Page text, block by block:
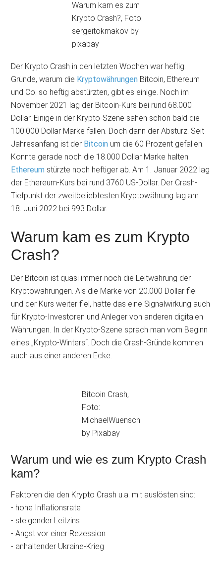
Warum kam es zum
Krypto Crash?, Foto:
sergeitokmakov by
pixabay
Der Krypto Crash in den letzten Wochen war heftig.
Gründe, warum die Kryptowährungen Bitcoin, Ethereum
und Co. so heftig abstürzten, gibt es einige. Noch im
November 2021 lag der Bitcoin-Kurs bei rund 68.000
Dollar. Einige in der Krypto-Szene sahen schon bald die
100.000 Dollar Marke fallen. Doch dann der Absturz. Seit
Jahresanfang ist der Bitcoin um die 60 Prozent gefallen.
Konnte gerade noch die 18.000 Dollar Marke halten.
Ethereum stürzte noch heftiger ab. Am 1. Januar 2022 lag
der Ethereum-Kurs bei rund 3760 US-Dollar. Der Crash-
Tiefpunkt der zweitbeliebtesten Kryptowährung lag am
18. Juni 2022 bei 993 Dollar.
Warum kam es zum Krypto
Crash?
Der Bitcoin ist quasi immer noch die Leitwährung der
Kryptowährungen. Als die Marke von 20.000 Dollar fiel
und der Kurs weiter fiel, hatte das eine Signalwirkung auch
für Krypto-Investoren und Anleger von anderen digitalen
Währungen. In der Krypto-Szene sprach man vom Beginn
eines „Krypto-Winters“. Doch die Crash-Gründe kommen
auch aus einer anderen Ecke.
Bitcoin Crash,
Foto:
MichaelWuensch
by Pixabay
Warum und wie es zum Krypto Crash
kam?
Faktoren die den Krypto Crash u.a. mit auslösten sind:
- hohe Inflationsrate
- steigender Leitzins
- Angst vor einer Rezession
- anhaltender Ukraine-Krieg